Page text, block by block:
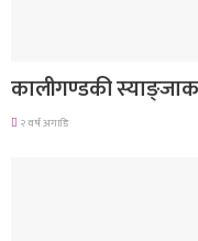
कालीगण्डकी
२ वर्ष अगाडि